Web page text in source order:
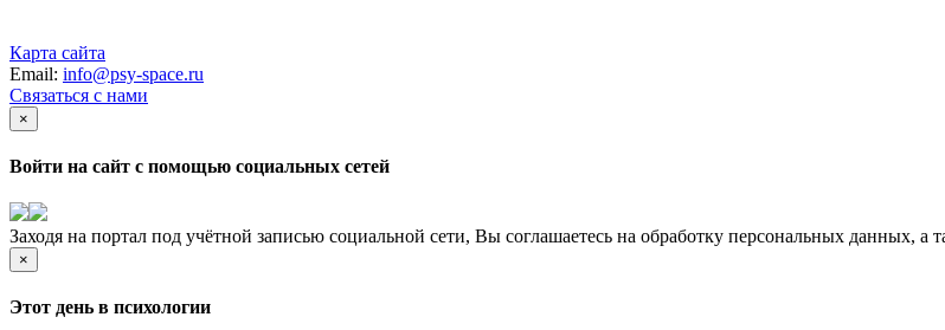
Карта сайта
Email: info@psy-space.ru
Связаться с нами
×
Войти на сайт с помощью социальных сетей
Заходя на портал под учётной записью социальной сети, Вы соглашаетесь на обработку персональных данных, а
×
Этот день в психологии